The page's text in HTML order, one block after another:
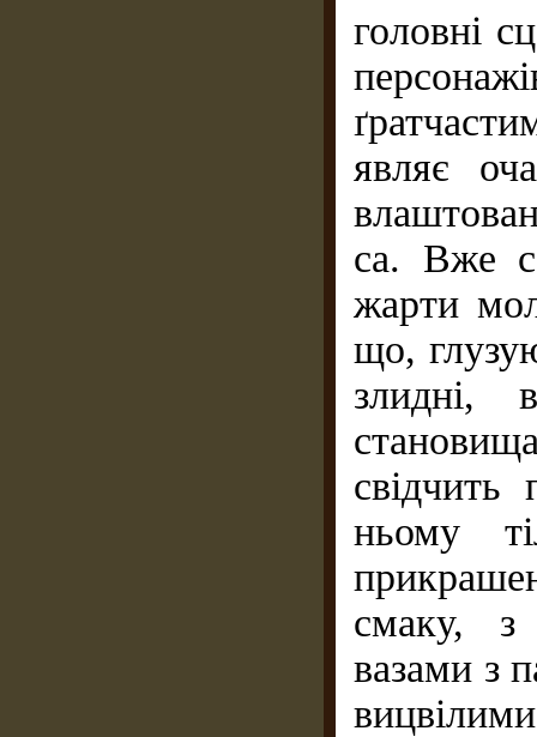
головні
являє
са. Вже
жарти
що,
злидні,
ньому
смаку, з
вазами з